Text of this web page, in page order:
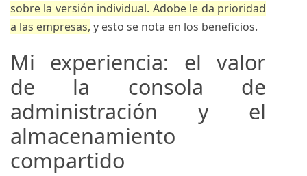
sobre la versión individual. Adobe le da prioridad
a las empresas, y esto se nota en los beneficios.
Mi experiencia: el valor
de la consola de
administración y el
almacenamiento
compartido